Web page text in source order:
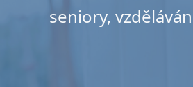
seniory,